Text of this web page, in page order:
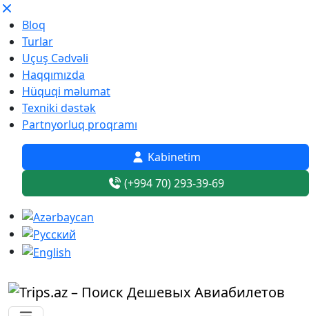
Bloq
Turlar
Uçuş Cədvəli
Haqqımızda
Hüquqi məlumat
Texniki dəstək
Partnyorluq proqramı
Kabinetim
(+994 70) 293-39-69